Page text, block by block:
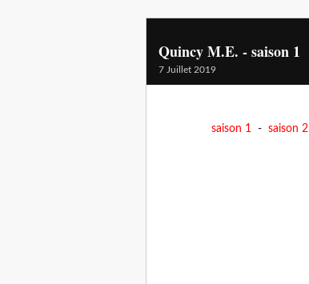
Quincy M.E. - saison 1
7 Juillet 2019
saison 1 - saison 2